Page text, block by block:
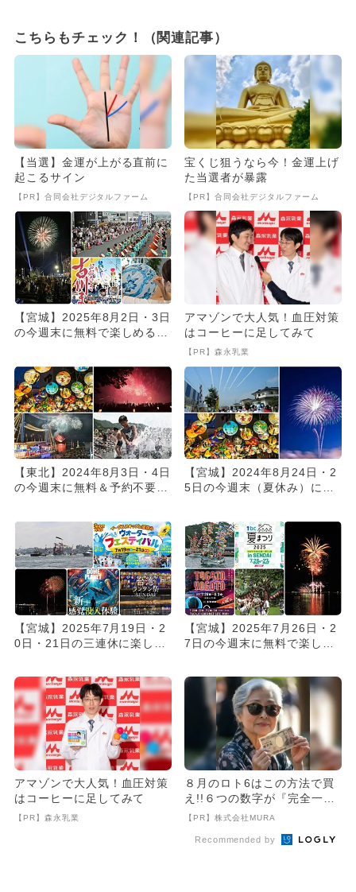
こちらもチェック！（関連記事）
【当選】金運が上がる直前に
起こるサイン
【PR】合同会社デジタルファーム
宝くじ狙うなら今！金運上げ
た当選者が暴露
【PR】合同会社デジタルファーム
【宮城】2025年8月2日・3日
の今週末に無料で楽しめるイ
アマゾンで大人気！血圧対策
はコーヒーに足してみて
【PR】森永乳業
【東北】2024年8月3日・4日
の今週末に無料＆予約不要で
【宮城】2024年8月24日・2
5日の今週末（夏休み）に無
【宮城】2025年7月19日・2
0日・21日の三連休に楽しめ
【宮城】2025年7月26日・2
7日の今週末に無料で楽しめ
アマゾンで大人気！血圧対策
はコーヒーに足してみて
【PR】森永乳業
８月のロト6はこの方法で買
え!!６つの数字が『完全一
致』する方法
【PR】株式会社MURA
Recommended by